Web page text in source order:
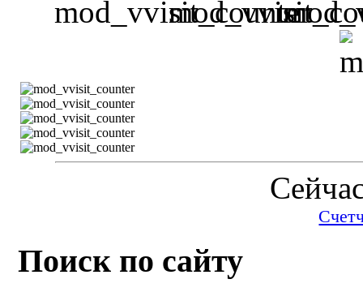
Поиск по сайту